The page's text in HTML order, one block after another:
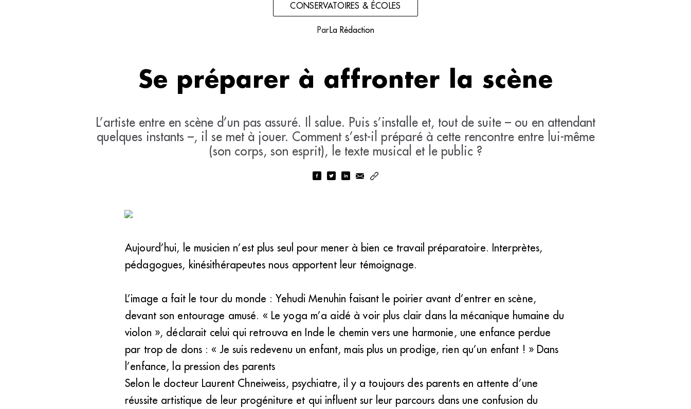
CONSERVATOIRES & ÉCOLES
Par La Rédaction
Se préparer à affronter la scène
L’artiste entre en scène d’un pas assuré. Il salue. Puis s’installe et, tout de suite – ou en attendant
quelques instants –, il se met à jouer. Comment s’est-il préparé à cette rencontre entre lui-même
(son corps, son esprit), le texte musical et le public ?
Aujourd’hui, le musicien n’est plus seul pour mener à bien ce travail préparatoire. Interprètes,
pédagogues, kinésithérapeutes nous apportent leur témoignage.
L’image a fait le tour du monde : Yehudi Menuhin faisant le poirier avant d’entrer en scène,
devant son entourage amusé. « Le yoga m’a aidé à voir plus clair dans la mécanique humaine du
violon », déclarait celui qui retrouva en Inde le chemin vers une harmonie, une enfance perdue
par trop de dons : « Je suis redevenu un enfant, mais plus un prodige, rien qu’un enfant ! » Dans
l’enfance, la pression des parents
Selon le docteur Laurent Chneiweiss, psychiatre, il y a toujours des parents en attente d’une
réussite artistique de leur progéniture et qui influent sur leur parcours dans une confusion du